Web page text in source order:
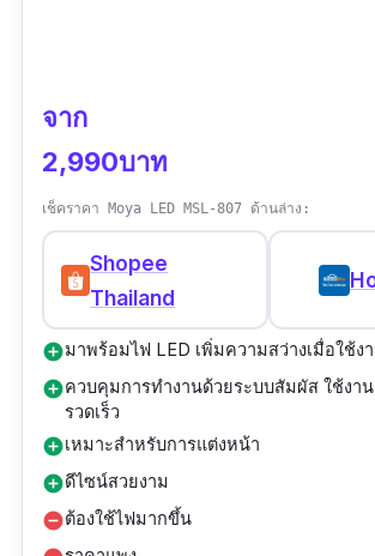
จาก
2,990บาท
เช็คราคา Moya LED MSL-807 ด้านล่าง:
Shopee
Thailand
add_circleมาพร้อมไฟ LED เพิ่มความสว่างเมื่อใช้ง
add_circleควบคุมการทำงานด้วยระบบสัมผัส ใช้งา
รวดเร็ว
add_circleเหมาะสำหรับการแต่งหน้า
add_circleดีไซน์สวยงาม
remove_circleต้องใช้ไฟมากขึ้น